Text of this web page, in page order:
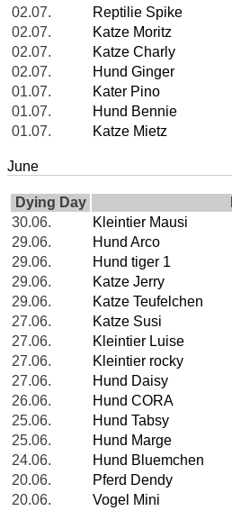
02.07.
Reptilie Spike
02.07.
Katze Moritz
02.07.
Katze Charly
02.07.
Hund Ginger
01.07.
Kater Pino
01.07.
Hund Bennie
01.07.
Katze Mietz
June
Dying Day
30.06.
Kleintier Mausi
29.06.
Hund Arco
29.06.
Hund tiger 1
29.06.
Katze Jerry
29.06.
Katze Teufelchen
27.06.
Katze Susi
27.06.
Kleintier Luise
27.06.
Kleintier rocky
27.06.
Hund Daisy
26.06.
Hund CORA
25.06.
Hund Tabsy
25.06.
Hund Marge
24.06.
Hund Bluemchen
20.06.
Pferd Dendy
20.06.
Vogel Mini